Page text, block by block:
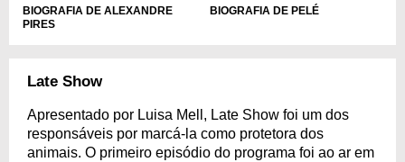
BIOGRAFIA DE ALEXANDRE
PIRES
BIOGRAFIA DE PELÉ
Late Show
Apresentado por Luisa Mell, Late Show foi um dos
responsáveis por marcá-la como protetora dos
animais. O primeiro episódio do programa foi ao ar em